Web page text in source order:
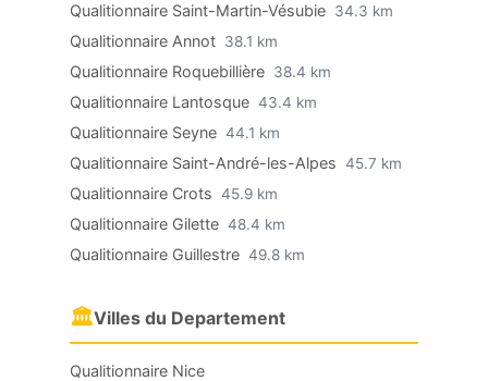
Qualitionnaire Saint-Martin-Vésubie 34.3 km
Qualitionnaire Annot 38.1 km
Qualitionnaire Roquebillière 38.4 km
Qualitionnaire Lantosque 43.4 km
Qualitionnaire Seyne 44.1 km
Qualitionnaire Saint-André-les-Alpes 45.7 km
Qualitionnaire Crots 45.9 km
Qualitionnaire Gilette 48.4 km
Qualitionnaire Guillestre 49.8 km
🏛Villes du Departement
Qualitionnaire Nice